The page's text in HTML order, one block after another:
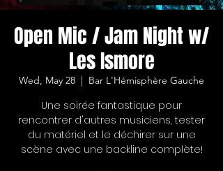
Open Mic / Jam Night w/
Les Ismore
Wed, May 28 Bar L'Hémisphère Gauche
Une soirée fantastique pour
rencontrer d'autres musiciens, tester
du matériel et le déchirer sur une
scène avec une backline complète!